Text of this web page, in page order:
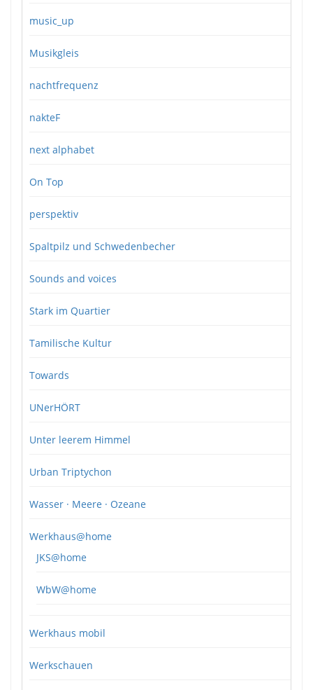
music_up
Musikgleis
nachtfrequenz
nakteF
next alphabet
On Top
perspektiv
Spaltpilz und Schwedenbecher
Sounds and voices
Stark im Quartier
Tamilische Kultur
Towards
UNerHÖRT
Unter leerem Himmel
Urban Triptychon
Wasser · Meere · Ozeane
Werkhaus@home
JKS@home
WbW@home
Werkhaus mobil
Werkschauen